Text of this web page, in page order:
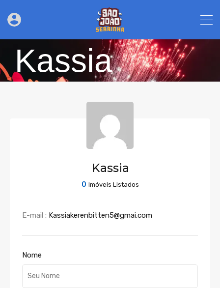
Kassia
Kassia
0 Imóveis Listados
E-mail : Kassiakerenbitten5@gmai.com
Nome